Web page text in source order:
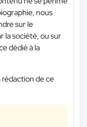
nous
sur le
la société, ou sur
dédié à la
rédaction de ce